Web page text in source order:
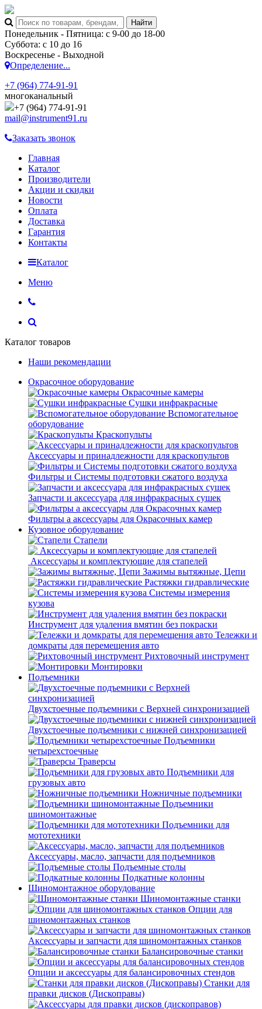
Понедельник - Пятница: с 9-00 до 18-00
Суббота: с 10 до 16
Воскресенье - Выходной
Определение...
+7 (964) 774-91-91
многоканальный
+7 (964) 774-91-91
mail@instrument91.ru
Заказать звонок
Главная
Каталог
Производители
Акции и скидки
Новости
Оплата
Доставка
Гарантия
Контакты
Каталог
Меню
Каталог товаров
Наши рекомендации
Окрасочное оборудование
Окрасочные камеры
Сушки инфракрасные
Вспомогательное
оборудование
Краскопульты
Аксессуары и принадлежности для краскопультов
Фильтры и Системы подготовки сжатого воздуха
Запчасти и аксессуара для инфракрасных сушек
Фильтры а аксессуары для Окрасочных камер
Кузовное оборудование
Стапели
Аксессуары и комплектующие для стапелей
Зажимы вытяжные, Цепи
Растяжки гидравлические
Системы измерения
кузова
Инструмент для удаления вмятин без покраски
Тележки и
домкраты для перемещения авто
Рихтовочный инструмент
Монтировки
Подъемники
Двухстоечные подъемники с Верхней синхронизацией
Двухстоечные подъемники с нижней синхронизацией
Подъемники
четырехстоечные
Траверсы
Подъемники для
грузовых авто
Ножничные подъемники
Подъемники
шиномонтажные
Подъемники для
мототехники
Аксессуары, масло, запчасти для подъемников
Подъемные столы
Подкатные колонны
Шиномонтажное оборудование
Шиномонтажные станки
Опции для
шиномонтажных станков
Аксессуары и запчасти для шиномонтажных станков
Балансировочные станки
Опции и аксессуары для балансировочных стендов
Станки для
правки дисков (Дископравы)